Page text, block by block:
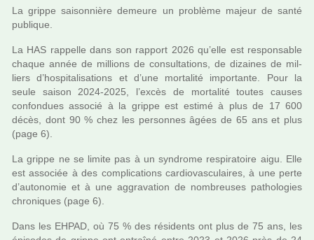
La grippe sai­son­nière demeure un pro­blème majeur de santé
publi­que.
La HAS rap­pelle dans son rap­port 2026 qu’elle est res­pon­sa­ble
chaque année de mil­lions de consul­ta­tions, de dizai­nes de mil­
liers d’hos­pi­ta­li­sa­tions et d’une mor­ta­lité impor­tante. Pour la
seule saison 2024-2025, l’excès de mor­ta­lité toutes causes
confon­dues asso­cié à la grippe est estimé à plus de 17 600
décès, dont 90 % chez les per­son­nes âgées de 65 ans et plus
(page 6).
La grippe ne se limite pas à un syn­drome res­pi­ra­toire aigu. Elle
est asso­ciée à des com­pli­ca­tions car­dio­vas­cu­lai­res, à une perte
d’auto­no­mie et à une aggra­va­tion de nom­breu­ses patho­lo­gies
chro­ni­ques (page 6).
Dans les EHPAD, où 75 % des rési­dents ont plus de 75 ans, les